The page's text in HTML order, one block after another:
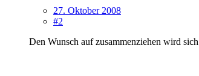
27. Oktober 2008
#2
Den Wunsch auf zusammenziehen wird